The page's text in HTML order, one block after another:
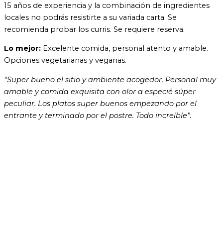
15 años de experiencia y la combinación de ingredientes
locales no podrás resistirte a su variada carta. Se
recomienda probar los curris. Se requiere reserva.
Lo mejor: Excelente comida, personal atento y amable.
Opciones vegetarianas y veganas.
“Super bueno el sitio y ambiente acogedor. Personal muy
amable y comida exquisita con olor a especié súper
peculiar. Los platos super buenos empezando por el
entrante y terminado por el postre. Todo increíble”.